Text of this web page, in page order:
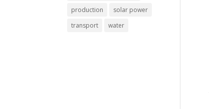
production
solar power
transport
water